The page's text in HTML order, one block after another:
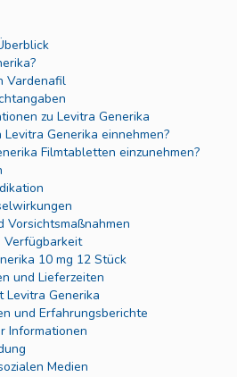
Vardenafil
zu Levitra Generika
Generika einnehmen?
Filmtabletten einzunehmen?
Vorsichtsmaßnahmen
Verfügbarkeit
10 mg 12 Stück
und Lieferzeiten
Levitra Generika
und Erfahrungsberichte
Informationen
Medien